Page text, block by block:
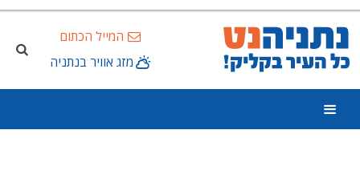
המייל הכתום
מזג אוויר בנתניה